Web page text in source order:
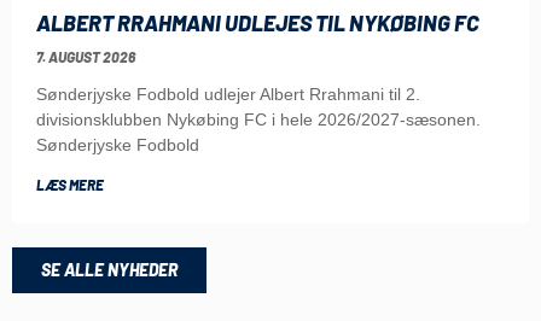
ALBERT RRAHMANI UDLEJES TIL NYKØBING FC
7. AUGUST 2026
Sønderjyske Fodbold udlejer Albert Rrahmani til 2.
divisionsklubben Nykøbing FC i hele 2026/2027-sæsonen.
Sønderjyske Fodbold
LÆS MERE
SE ALLE NYHEDER